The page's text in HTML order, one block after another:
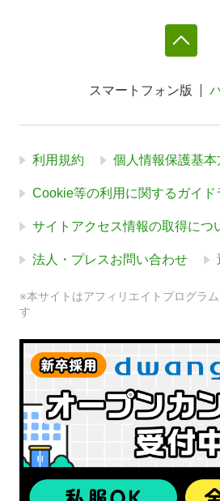
スマートフォン版
利用規約 個人情報保護基本
Cookie等の利用に関するガイド
サイトアクセス情報の取得につ
法人・プレスお問い合わせ
※本サイトはアフィリエイトプログラ
す